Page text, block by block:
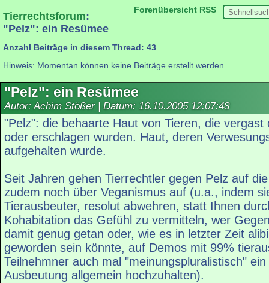
Forenübersicht RSS
Tierrechtsforum:
"Pelz": ein Resümee
Anzahl Beiträge in diesem Thread: 43
Hinweis: Momentan können keine Beiträge erstellt werden.
"Pelz": ein Resümee
Autor: Achim Stößer | Datum: 16.10.2005 12:07:48
"Pelz": die behaarte Haut von Tieren, die vergast
oder erschlagen wurden. Haut, deren
aufgehalten wurde.
Seit Jahren gehen Tierrechtler gegen Pelz auf
zudem noch über Veganismus auf (u.a., indem
Tierausbeuter, resolut abwehren, statt Ihnen
Kohabitation das Gefühl zu vermitteln, wer
damit genug getan oder, wie es in letzter Zeit
geworden sein könnte, auf Demos mit 99%
Teilnehmner auch mal "meinungspluralistisch"
Ausbeutung allgemein hochzuhalten).